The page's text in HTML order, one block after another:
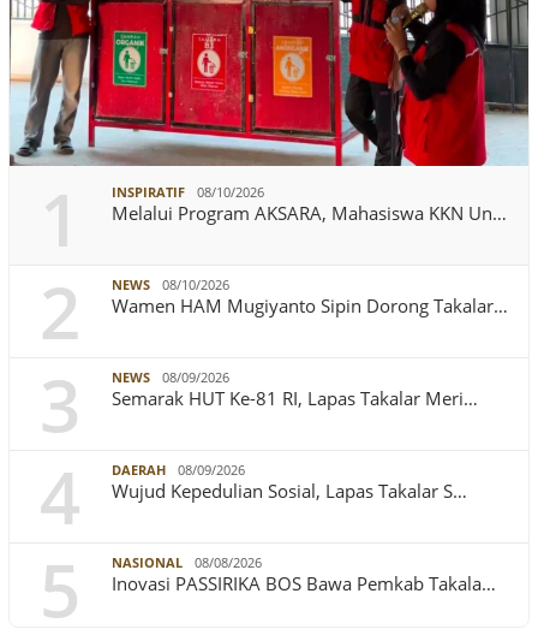
1 INSPIRATIF 08/10/2026
Melalui Program AKSARA, Mahasiswa KKN Un…
2 NEWS 08/10/2026
Wamen HAM Mugiyanto Sipin Dorong Takalar…
3 NEWS 08/09/2026
Semarak HUT Ke-81 RI, Lapas Takalar Meri…
4 DAERAH 08/09/2026
Wujud Kepedulian Sosial, Lapas Takalar S…
5 NASIONAL 08/08/2026
Inovasi PASSIRIKA BOS Bawa Pemkab Takala…